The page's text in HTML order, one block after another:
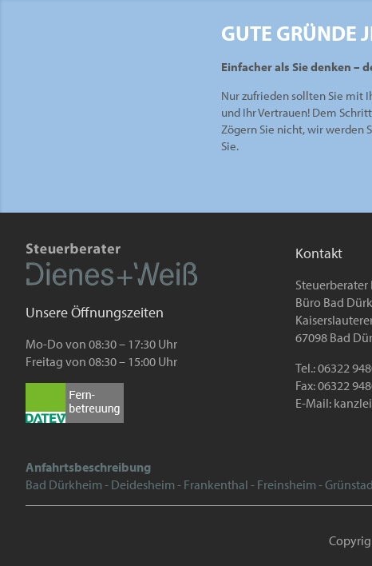
GUTE GRÜNDE
Einfacher als Sie denken –
Nur zufrieden sollten Sie mit
und Ihr Vertrauen! Dem
Zögern Sie nicht, wir werden
Sie.
Unsere Öffnungszeiten
Mo-Do von 08:30 – 17:30 Uhr
Freitag von 08:30 – 15:00 Uhr
Kontakt
Büro Bad
67098 Bad
Tel.: 06322
Fax: 06322
E-Mail:
Anfahrtsbeschreibung
Bad Dürkheim - Deidesheim - Frankenthal - Freinsheim -